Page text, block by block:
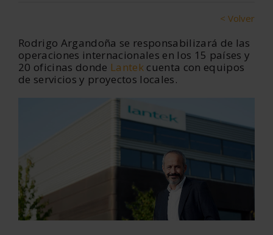
< Volver
Rodrigo Argandoña se responsabilizará de las
operaciones internacionales en los 15 países y
20 oficinas donde Lantek cuenta con equipos
de servicios y proyectos locales.